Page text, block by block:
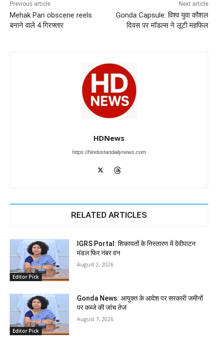
o
k
p
er
Previous article
Mehak Pari obscene reels
बनाने वाले 4 गिरफ्तार
Next article
Gonda Capsule: विश्व युवा कौशल
दिवस पर मॉडल्स ने लूटी महफिल
HDNews
https://hindustandailynews.com
RELATED ARTICLES
Editor Pick
IGRS Portal: शिकायतों के निस्तारण में देवीपाटन
मंडल फिर नंबर वन
August 2, 2026
Editor Pick
Gonda News: आयुक्त के आदेश पर सरकारी जमीनों
पर कब्जे की जांच तेज
August 7, 2026